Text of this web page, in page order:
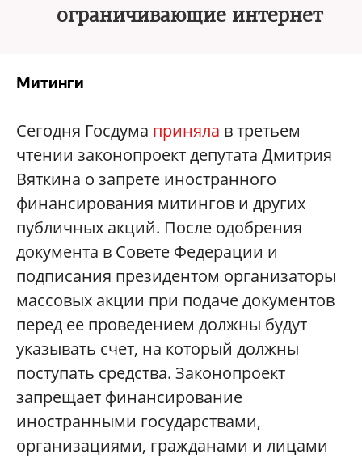
ограничивающие интернет
Митинги
Сегодня Госдума приняла в третьем
чтении законопроект депутата Дмитрия
Вяткина о запрете иностранного
финансирования митингов и других
публичных акций. После одобрения
документа в Совете Федерации и
подписания президентом организаторы
массовых акции при подаче документов
перед ее проведением должны будут
указывать счет, на который должны
поступать средства. Законопроект
запрещает финансирование
иностранными государствами,
организациями, гражданами и лицами